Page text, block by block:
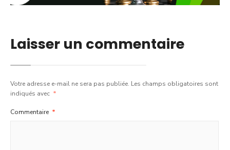
Laisser un commentaire
Votre adresse e-mail ne sera pas publiée. Les champs obligatoires sont
indiqués avec *
Commentaire *